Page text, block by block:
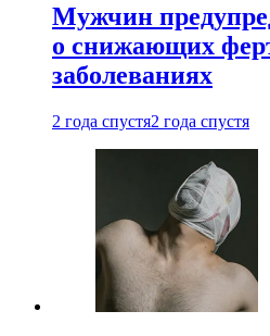
Мужчин
о снижающих
заболеваниях
2 года спустя2 года спустя